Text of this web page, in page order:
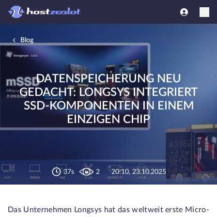
Blog
DATENSPEICHERUNG NEU
GEDACHT: LONGSYS INTEGRIERT
SSD-KOMPONENTEN IN EINEM
EINZIGEN CHIP
37s 2 20:10, 23.10.2025
Das Unternehmen Longsys hat das weltweit erste Micro-